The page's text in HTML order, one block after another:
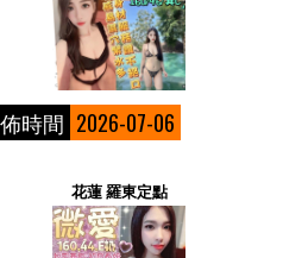
時間 2026-07-06
花蓮 羅東定點